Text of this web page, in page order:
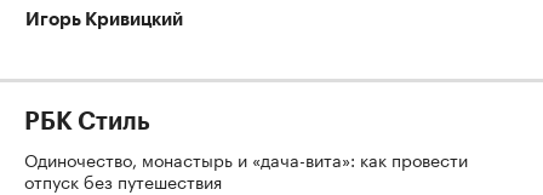
Игорь Кривицкий
РБК Стиль
Одиночество, монастырь и «дача-вита»: как провести
отпуск без путешествия